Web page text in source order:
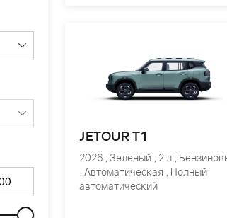
JETOUR T1
2026 , Зеленый , 2 л ,
, Автоматическая , Полный
автоматический